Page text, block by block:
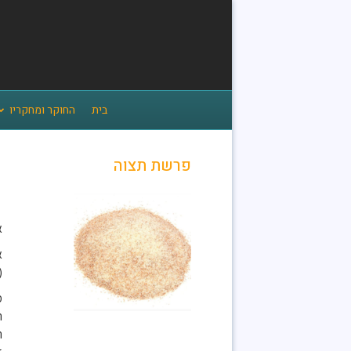
בית החוקר ומחקריו
פרשת תצוה